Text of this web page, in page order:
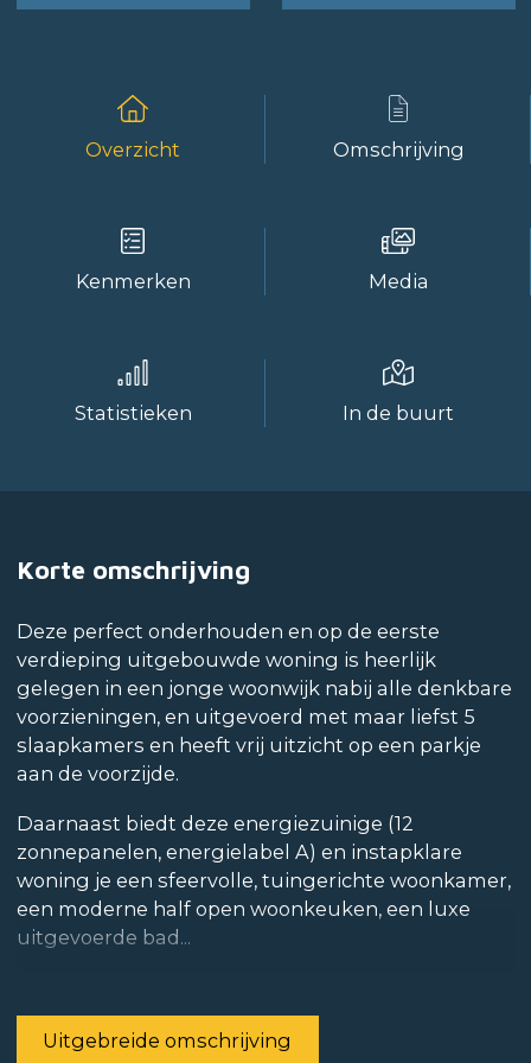
Overzicht Omschrijving
Kenmerken Media
Statistieken In de buurt
Korte omschrijving
Deze perfect onderhouden en op de eerste
verdieping uitgebouwde woning is heerlijk
gelegen in een jonge woonwijk nabij alle denkbare
voorzieningen, en uitgevoerd met maar liefst 5
slaapkamers en heeft vrij uitzicht op een parkje
aan de voorzijde.
Daarnaast biedt deze energiezuinige (12
zonnepanelen, energielabel A) en instapklare
woning je een sfeervolle, tuingerichte woonkamer,
een moderne half open woonkeuken, een luxe
uitgevoerde bad...
Uitgebreide omschrijving